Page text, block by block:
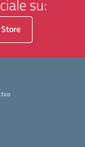
su:
iniziale della scuola